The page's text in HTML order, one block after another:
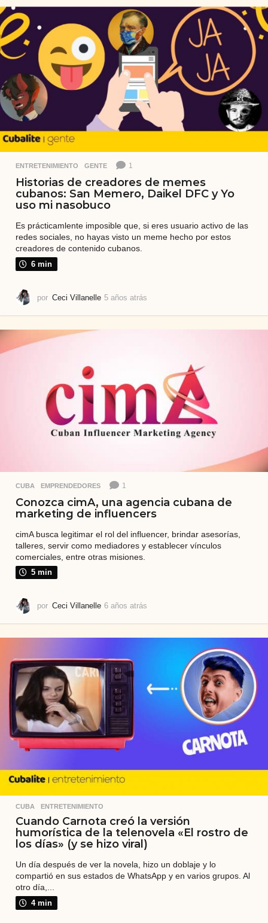
o
s
a
á
s
ENTRETENIMIENTO ,GENTE 1
Historias de creadores de memes
cubanos: San Memero, Daikel DFC y Yo
uso mi nasobuco
Es prácticamlente imposible que, si eres usuario activo de las
redes sociales, no hayas visto un meme hecho por estos
creadores de contenido cubanos.
6 min
por Ceci Villanelle 5 años atrás
á
CUBA ,EMPRENDEDORES 1
Conozca cimA, una agencia cubana de
marketing de influencers
cimA busca legitimar el rol del influencer, brindar asesorías,
talleres, servir como mediadores y establecer vínculos
comerciales, entre otras misiones.
5 min
por Ceci Villanelle 6 años atrás
o
r
á
CUBA ,ENTRETENIMIENTO
Cuando Carnota creó la versión
humorística de la telenovela «El rostro de
los días» (y se hizo viral)
Un día después de ver la novela, hizo un doblaje y lo
compartió en sus estados de WhatsApp y en varios grupos. Al
otro día,...
4 min